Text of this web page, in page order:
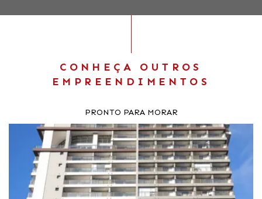
CONHEÇA OUTROS
EMPREENDIMENTOS
PRONTO PARA MORAR